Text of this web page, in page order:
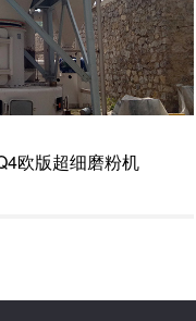
欧版超细磨粉机